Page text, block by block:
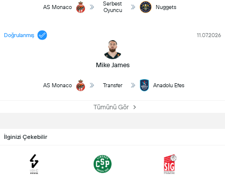
AS Monaco
Serbest
Oyuncu
Nuggets
Doğrulanmış
Mike James
11.07.2026
AS Monaco Transfer Anadolu Efes
Tümünü Gör
İlginizi Çekebilir